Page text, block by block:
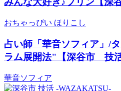
おちゃっぴい ほりこし
占い師「華音ソフィア」/
ラム展開法"【深谷市 技活
華音ソフィア